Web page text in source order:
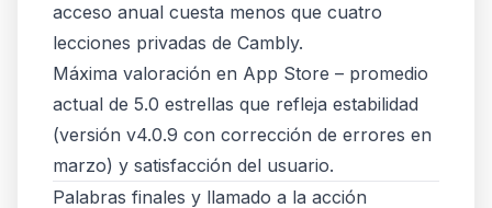
acceso anual cuesta menos que cuatro
lecciones privadas de Cambly.
Máxima valoración en App Store – promedio
actual de 5.0 estrellas que refleja estabilidad
(versión v4.0.9 con corrección de errores en
marzo) y satisfacción del usuario.
Palabras finales y llamado a la acción